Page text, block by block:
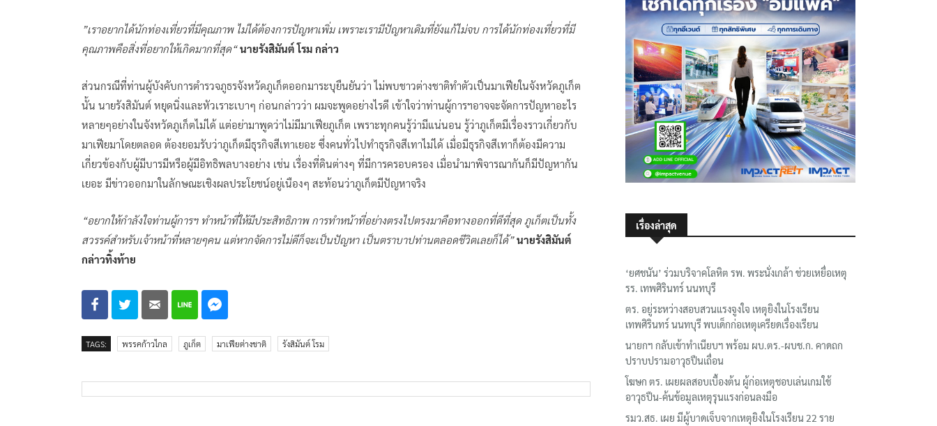
”เราอยากได้นักท่องเที่ยวที่มีคุณภาพ ไม่ได้ต้องการปัญหาเพิ่ม เพราะเรามีปัญหาเดิมที่ยังแก้ไม่จบ การได้นักท่องเที่ยวที่มี
คุณภาพคือสิ่งที่อยากให้เกิดมากที่สุด“ นายรังสิมันต์ โรม กล่าว
ส่วนกรณีที่ท่านผู้บังคับการตำรวจภูธรจังหวัดภูเก็ตออกมาระบุยืนยันว่า ไม่พบชาวต่างชาติทำตัวเป็นมาเฟียในจังหวัดภูเก็ต
นั้น นายรังสิมันต์ หยุดนิ่งและหัวเราะเบาๆ ก่อนกล่าวว่า ผมจะพูดอย่างไรดี เข้าใจว่าท่านผู้การฯอาจจะจัดการปัญหาอะไร
หลายๆอย่างในจังหวัดภูเก็ตไม่ได้ แต่อย่ามาพูดว่าไม่มีมาเฟียภูเก็ต เพราะทุกคนรู้ว่ามีแน่นอน รู้ว่าภูเก็ตมีเรื่องราวเกี่ยวกับ
มาเฟียมาโดยตลอด ต้องยอมรับว่าภูเก็ตมีธุรกิจสีเทาเยอะ ซึ่งคนทั่วไปทำธุรกิจสีเทาไม่ได้ เมื่อมีธุรกิจสีเทาก็ต้องมีความ
เกี่ยวข้องกับผู้มีบารมีหรือผู้มีอิทธิพลบางอย่าง เช่น เรื่องที่ดินต่างๆ ที่มีการครอบครอง เมื่อนำมาพิจารณากันก็มีปัญหากัน
เยอะ มีข่าวออกมาในลักษณะเชิงผลประโยชน์อยู่เนืองๆ สะท้อนว่าภูเก็ตมีปัญหาจริง
“อยากให้กำลังใจท่านผู้การฯ ทำหน้าที่ให้มีประสิทธิภาพ การทำหน้าที่อย่างตรงไปตรงมาคือทางออกที่ดีที่สุด ภูเก็ตเป็นทั้ง
สวรรค์สำหรับเจ้าหน้าที่หลายๆคน แต่หากจัดการไม่ดีก็จะเป็นปัญหา เป็นตราบาปท่านตลอดชีวิตเลยก็ได้” นายรังสิมันต์
กล่าวทิ้งท้าย
TAGS: พรรคก้าวไกล ภูเก็ต มาเฟียต่างชาติ รังสิมันต์ โรม
เรื่องล่าสุด
‘ยศชนัน’ ร่วมบริจาคโลหิต รพ. พระนั่งเกล้า ช่วยเหยื่อเหตุ
รร. เทพศิรินทร์ นนทบุรี
ตร. อยู่ระหว่างสอบสวนแรงจูงใจ เหตุยิงในโรงเรียน
เทพศิรินทร์ นนทบุรี พบเด็กก่อเหตุเครียดเรื่องเรียน
นายกฯ กลับเข้าทำเนียบฯ พร้อม ผบ.ตร.-ผบช.ก. คาดถก
ปราบปรามอาวุธปืนเถื่อน
โฆษก ตร. เผยผลสอบเบื้องต้น ผู้ก่อเหตุชอบเล่นเกมใช้
อาวุธปืน-ค้นข้อมูลเหตุรุนแรงก่อนลงมือ
รมว.สธ. เผย มีผู้บาดเจ็บจากเหตุยิงในโรงเรียน 22 ราย